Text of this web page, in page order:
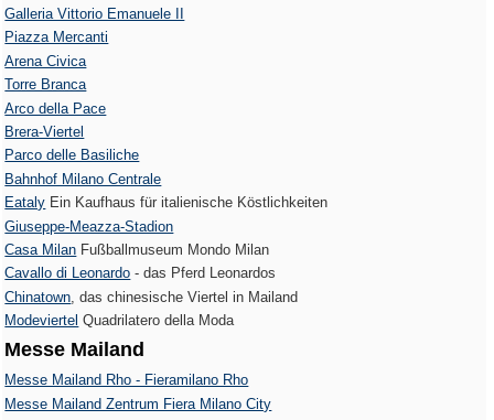
Galleria Vittorio Emanuele II
Piazza Mercanti
Arena Civica
Torre Branca
Arco della Pace
Brera-Viertel
Parco delle Basiliche
Bahnhof Milano Centrale
Eataly Ein Kaufhaus für italienische Köstlichkeiten
Giuseppe-Meazza-Stadion
Casa Milan Fußballmuseum Mondo Milan
Cavallo di Leonardo - das Pferd Leonardos
Chinatown , das chinesische Viertel in Mailand
Modeviertel Quadrilatero della Moda
Messe Mailand
Messe Mailand Rho - Fieramilano Rho
Messe Mailand Zentrum Fiera Milano City